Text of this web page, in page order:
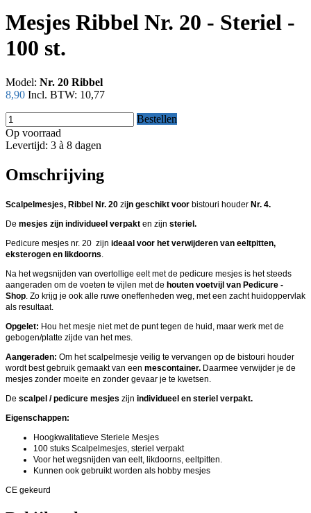
Mesjes Ribbel Nr. 20 - Steriel -
100 st.
Model: Nr. 20 Ribbel
8,90 Incl. BTW: 10,77
Bestellen
Op voorraad
Levertijd: 3 à 8 dagen
Omschrijving
Scalpelmesjes, Ribbel Nr. 20 zijn geschikt voor bistouri houder Nr. 4.
De mesjes zijn individueel verpakt en zijn steriel.
Pedicure mesjes nr. 20 zijn ideaal voor het verwijderen van eeltpitten,
eksterogen en likdoorns
Na het wegsnijden van overtollige eelt met de pedicure mesjes is het steeds
aangeraden om de voeten te vijlen met de houten voetvijl van Pedicure -
Shop . Zo krijg je ook alle ruwe oneffenheden weg, met een zacht huidoppervlak
als resultaat.
Opgelet: Hou het mesje niet met de punt tegen de huid, maar werk met de
gebogen/platte zijde van het mes.
Aangeraden: Om het scalpelmesje veilig te vervangen op de bistouri houder
wordt best gebruik gemaakt van een mescontainer. Daarmee verwijder je de
mesjes zonder moeite en zonder gevaar je te kwetsen.
De scalpel / pedicure mesjes zijn individueel en steriel verpakt.
Eigenschappen:
Hoogkwalitatieve Steriele Mesjes
100 stuks Scalpelmesjes, steriel verpakt
Voor het wegsnijden van eelt, likdoorns, eeltpitten.
Kunnen ook gebruikt worden als hobby mesjes
CE gekeurd